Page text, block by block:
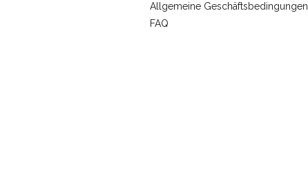
Allgemeine Geschäftsbedingungen
FAQ